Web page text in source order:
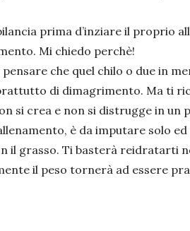
prima d’inziare il proprio
Mi chiedo perchè!
che quel chilo o due in
di dimagrimento. Ma ti
si crea e non si distrugge in
è da imputare solo
il grasso. Ti basterà reidratarti
il peso tornerà ad essere